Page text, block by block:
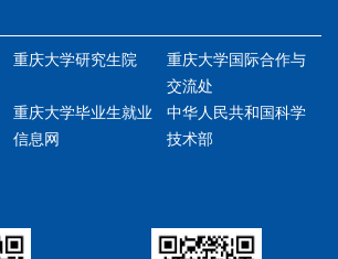
重庆大学研究生院
重庆大学国际合作与
交流处
重庆大学毕业生就业
信息网
中华人民共和国科学
技术部